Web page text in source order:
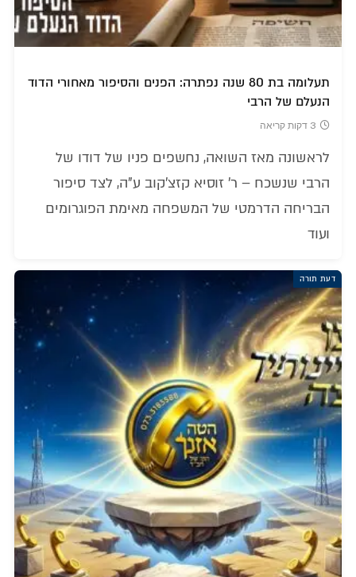
תעלומה בת 80 שנה נפתרה: הפנים והסיפור מאחורי הדוד
הנעלם של הרבי
3 דקות קריאה
לראשונה מאז השואה, נחשפים פניו של דודו של
הרבי שנשכח – ר' זוסיא קזצ'קוב ע"ה, לצד סיפור
הבריחה הדרמטי של המשפחה מאימת הפוגרומים
ועוד
דעת תורה